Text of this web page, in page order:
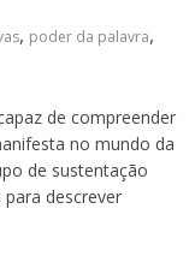
, poder da palavra,
de compreender
no mundo da
de sustentação
descrever